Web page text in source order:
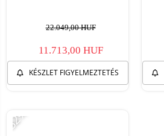
22.049,00 HUF
11.713,00 HUF
KÉSZLET FIGYELMEZTETÉS
-32%